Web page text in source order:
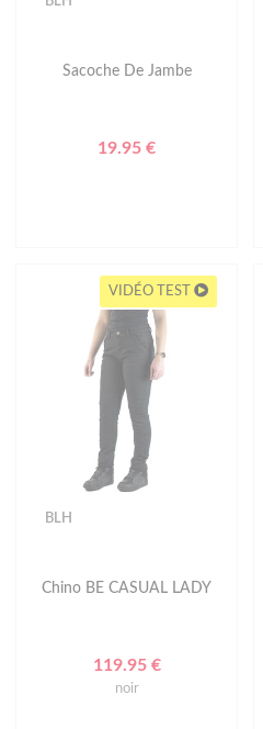
Sacoche De Jambe
19.95 €
VIDÉO TEST
BLH
Chino BE CASUAL LADY
119.95 €
noir